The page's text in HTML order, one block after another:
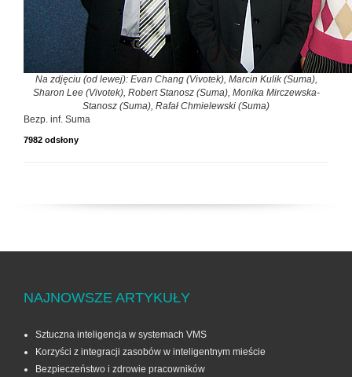
Na zdjęciu (od lewej): Evan Chang (Vivotek), Marcin Kulik (Suma),
Sharon Lee (Vivotek), Robert Stanosz (Suma), Monika Mirczewska-
Stanosz (Suma), Rafał Chmielewski (Suma)
Bezp. inf. Suma
7982 odsłony
NAJNOWSZE ARTYKUŁY
Sztuczna inteligencja w systemach VMS
Korzyści z integracji zasobów w inteligentnym mieście
Bezpieczeństwo i zdrowie pracowników